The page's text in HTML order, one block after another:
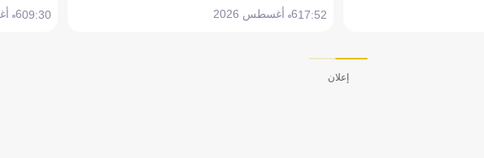
17:526 أغسطس 2026 09:306 أغسطس 2026
إعلان